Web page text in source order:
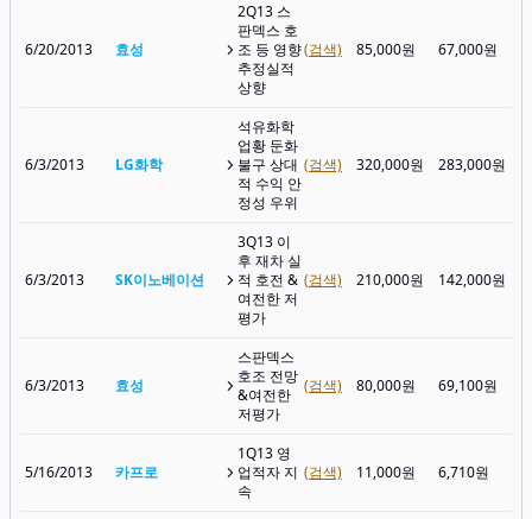
6/20/2013 효성
2Q13 스
판덱스 호
조 등 영향
추정실적
상향
(검색) 85,000원 67,000원
6/3/2013 LG화학
석유화학
업황 둔화
불구 상대
적 수익 안
정성 우위
(검색) 320,000원 283,000원
6/3/2013 SK이노베이션
3Q13 이
후 재차 실
적 호전 &
여전한 저
평가
(검색) 210,000원 142,000원
6/3/2013 효성
스판덱스
호조 전망
&여전한
저평가
(검색) 80,000원 69,100원
5/16/2013 카프로
1Q13 영
업적자 지
속
(검색) 11,000원 6,710원